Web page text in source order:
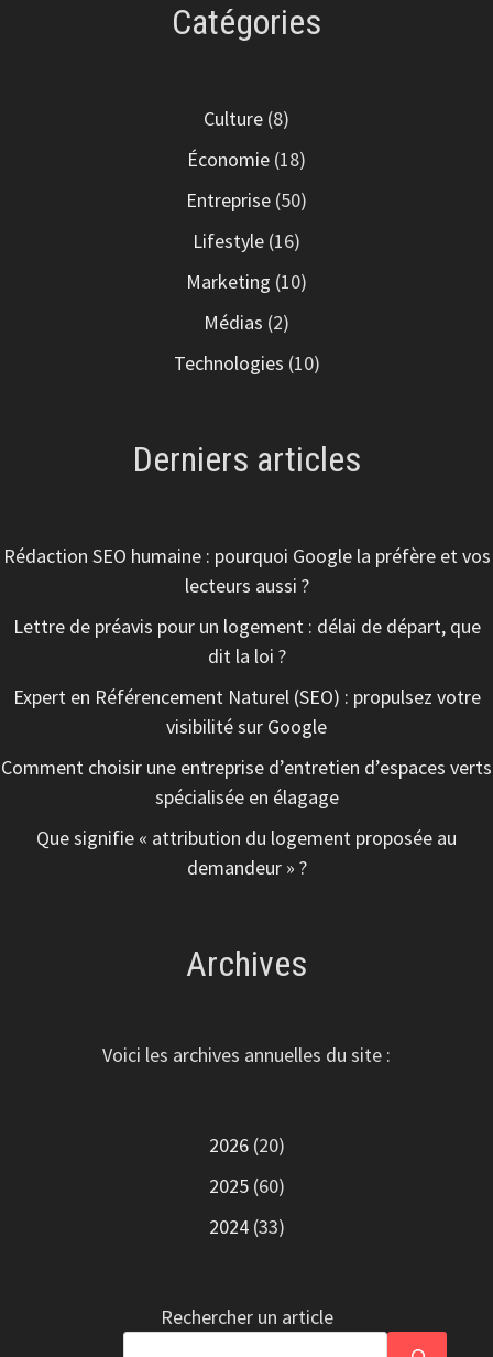
Catégories
Culture (8)
Économie (18)
Entreprise (50)
Lifestyle (16)
Marketing (10)
Médias (2)
Technologies (10)
Derniers articles
Rédaction SEO humaine : pourquoi Google la préfère et vos
lecteurs aussi ?
Lettre de préavis pour un logement : délai de départ, que
dit la loi ?
Expert en Référencement Naturel (SEO) : propulsez votre
visibilité sur Google
Comment choisir une entreprise d’entretien d’espaces verts
spécialisée en élagage
Que signifie « attribution du logement proposée au
demandeur » ?
Archives
Voici les archives annuelles du site :
2026(20)
2025(60)
2024(33)
Rechercher un article